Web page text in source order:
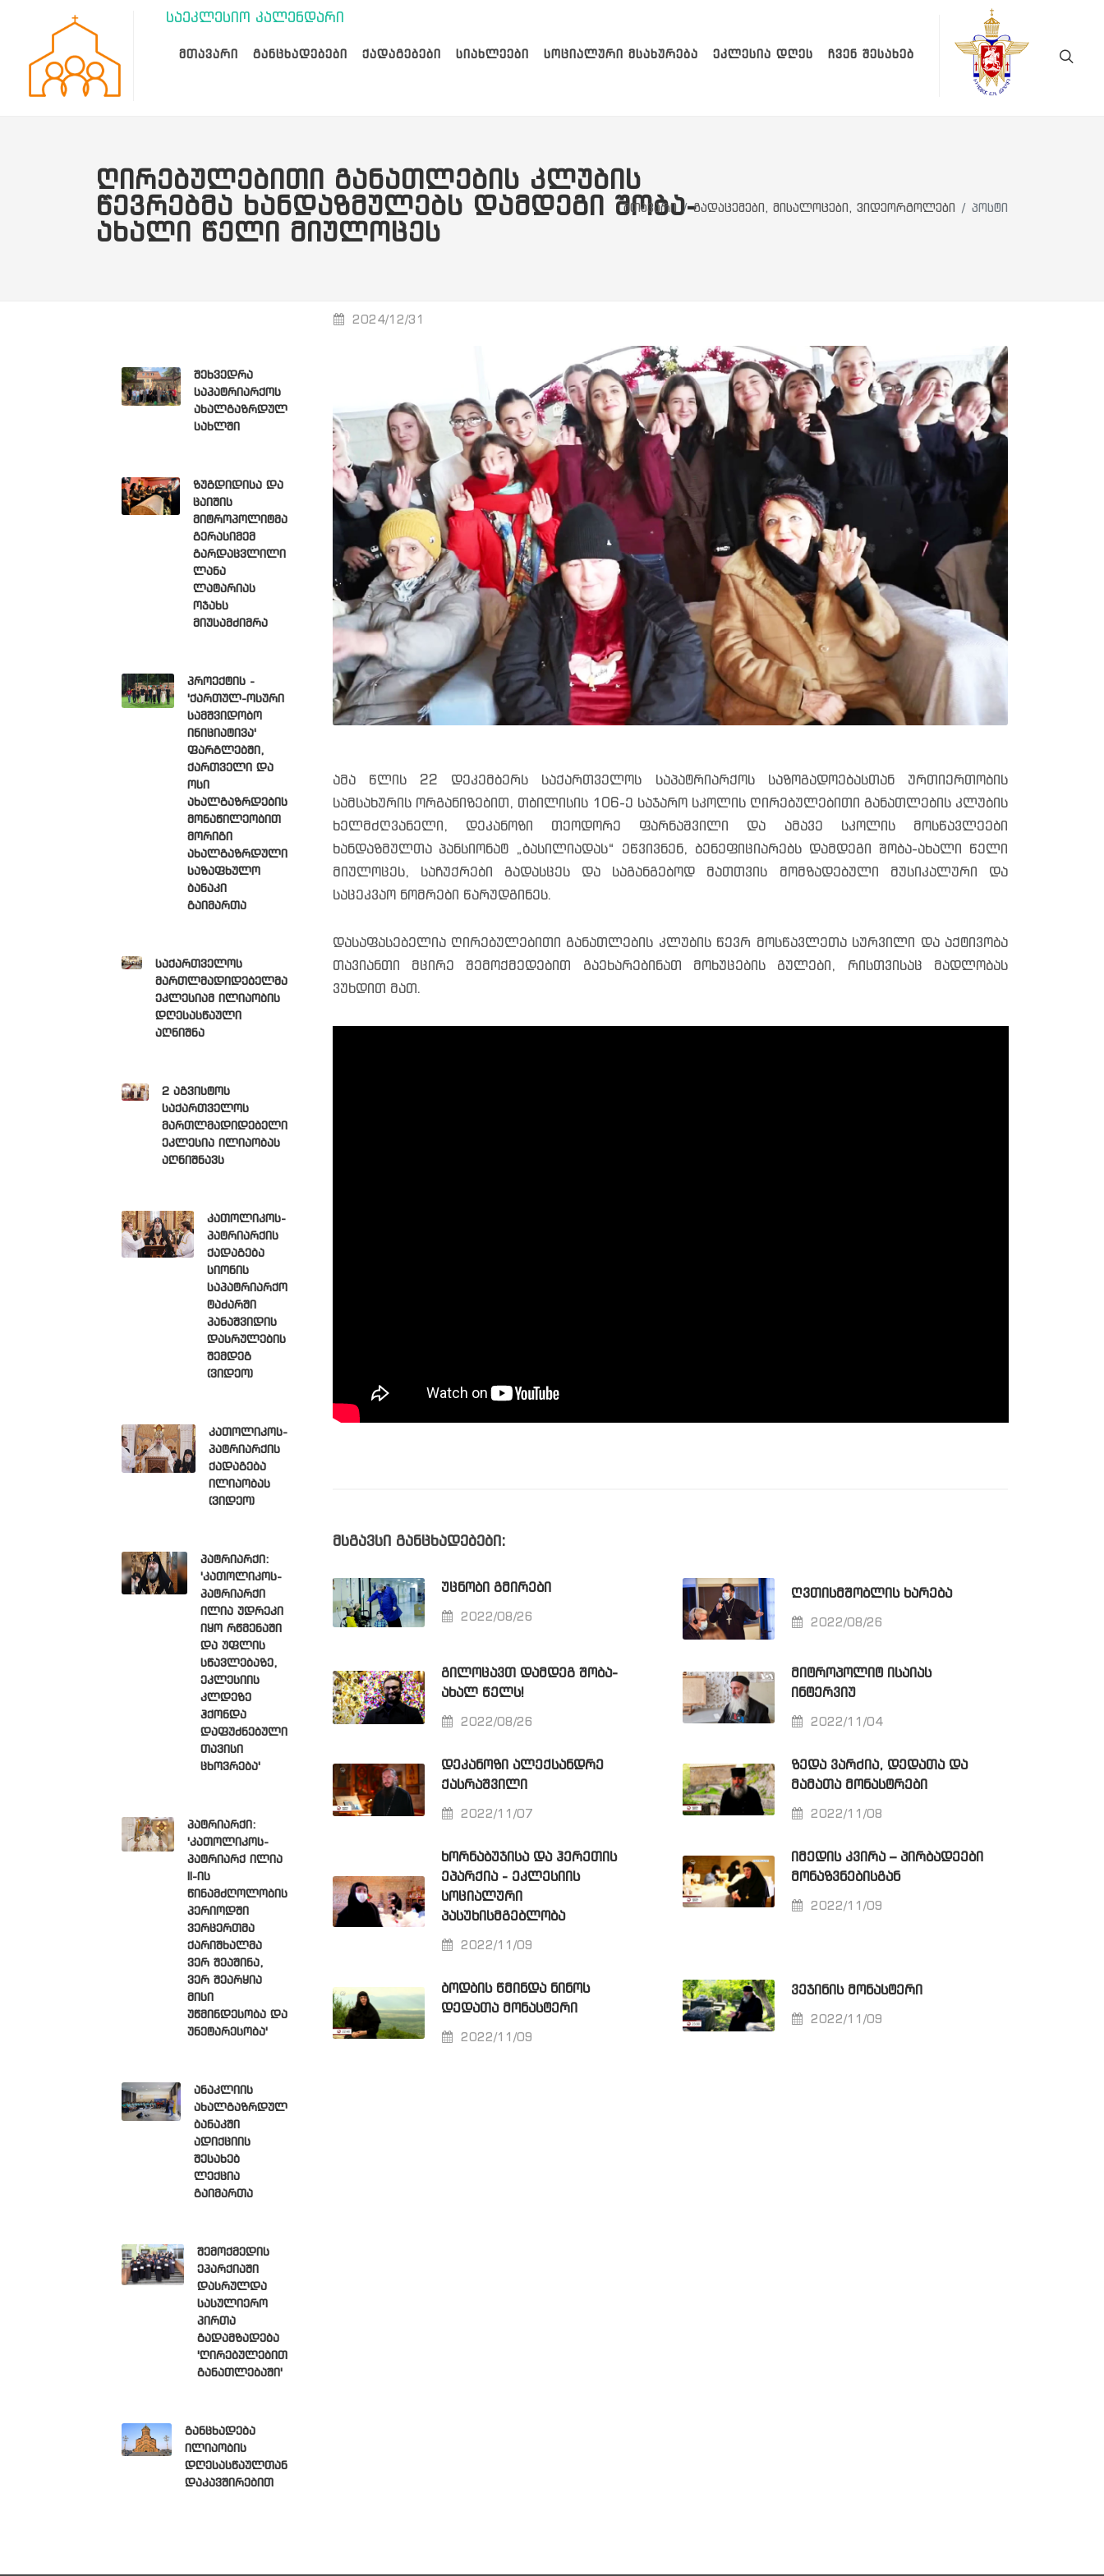
საეკლესიო კალენდარი
ᲛᲗᲐᲕᲐᲠᲘ ᲒᲐᲜᲪᲮᲐᲓᲔᲑᲔᲑᲘ ᲥᲐᲓᲐᲒᲔᲑᲔᲑᲘ ᲡᲘᲐᲮᲚᲔᲔᲑᲘ ᲡᲝᲪᲘᲐᲚᲣᲠᲘ ᲛᲡᲐᲮᲣᲠᲔᲑᲐ ᲔᲙᲚᲔᲡᲘᲐ ᲓᲦᲔᲡ ᲩᲕᲔᲜ ᲨᲔᲡᲐᲮᲔᲑ
ᲦᲘᲠᲔᲑᲣᲚᲔᲑᲘᲗᲘ ᲒᲐᲜᲐᲗᲚᲔᲑᲘᲡ ᲙᲚᲣᲑᲘᲡ
ᲬᲔᲕᲠᲔᲑᲛᲐ ᲮᲐᲜᲓᲐᲖᲛᲣᲚᲔᲑᲡ ᲓᲐᲛᲓᲔᲒᲘ ᲨᲝᲑᲐ-
ᲐᲮᲐᲚᲘ ᲬᲔᲚᲘ ᲛᲘᲣᲚᲝᲪᲔᲡ
მთავარი გადაცემები, მისალოცები, ვიდეორგოლები პოსტი
2024/12/31
ამა წლის 22 დეკემბერს საქართველოს საპატრიარქოს საზოგადოებასთან ურთიერთობის
სამსახურის ორგანიზებით, თბილისის 106-ე საჯარო სკოლის ღირებულებითი განათლების კლუბის
ხელმძღვანელი, დეკანოზი თეოდორე ფარნაშვილი და ამავე სკოლის მოსწავლეები
ხანდაზმულთა პანსიონატ „ბასილიადას“ ეწვივნენ, ბენეფიციარებს დამდეგი შობა-ახალი წელი
მიულოცეს, საჩუქრები გადასცეს და საგანგებოდ მათთვის მომზადებული მუსიკალური და
საცეკვაო ნომრები წარუდგინეს.
დასაფასებელია ღირებულებითი განათლების კლუბის წევრ მოსწავლეთა სურვილი და აქტივობა
თავიანთი მცირე შემოქმედებით გაეხარებინათ მოხუცების გულები, რისთვისაც მადლობას
ვუხდით მათ.
მსგავსი განცხადებები:
ᲣᲪᲜᲝᲑᲘ ᲒᲛᲘᲠᲔᲑᲘ
2022/08/26
ᲦᲕᲗᲘᲡᲛᲨᲝᲑᲚᲘᲡ ᲮᲐᲠᲔᲑᲐ
2022/08/26
ᲒᲘᲚᲝᲪᲐᲕᲗ ᲓᲐᲛᲓᲔᲒ ᲨᲝᲑᲐ-
ᲐᲮᲐᲚ ᲬᲔᲚᲡ!
2022/08/26
ᲛᲘᲢᲠᲝᲞᲝᲚᲘᲢ ᲘᲡᲐᲘᲐᲡ
ᲘᲜᲢᲔᲠᲕᲘᲣ
2022/11/04
ᲓᲔᲙᲐᲜᲝᲖᲘ ᲐᲚᲔᲥᲡᲐᲜᲓᲠᲔ
ᲥᲐᲡᲠᲐᲨᲕᲘᲚᲘ
2022/11/07
ᲖᲔᲓᲐ ᲕᲐᲠᲫᲘᲐ, ᲓᲔᲓᲐᲗᲐ ᲓᲐ
ᲛᲐᲛᲐᲗᲐ ᲛᲝᲜᲐᲡᲢᲠᲔᲑᲘ
2022/11/08
ᲮᲝᲠᲜᲐᲑᲣᲯᲘᲡᲐ ᲓᲐ ᲰᲔᲠᲔᲗᲘᲡ
ᲔᲞᲐᲠᲥᲘᲐ - ᲔᲙᲚᲔᲡᲘᲘᲡ
ᲡᲝᲪᲘᲐᲚᲣᲠᲘ
ᲞᲐᲡᲣᲮᲘᲡᲛᲒᲔᲑᲚᲝᲑᲐ
2022/11/09
ᲘᲛᲔᲓᲘᲡ ᲙᲕᲘᲠᲐ – ᲞᲘᲠᲑᲐᲓᲔᲔᲑᲘ
ᲛᲝᲜᲐᲖᲕᲜᲔᲑᲘᲡᲒᲐᲜ
2022/11/09
ᲑᲝᲓᲑᲘᲡ ᲬᲛᲘᲜᲓᲐ ᲜᲘᲜᲝᲡ
ᲓᲔᲓᲐᲗᲐ ᲛᲝᲜᲐᲡᲢᲔᲠᲘ
2022/11/09
ᲕᲔᲯᲘᲜᲘᲡ ᲛᲝᲜᲐᲡᲢᲔᲠᲘ
2022/11/09
შეხვედრა
საპატრიარქოს
ახალგაზრდულ
სახლში
ზუგდიდისა და
ცაიშის
მიტროპოლიტმა
გერასიმემ
გარდაცვლილი
ლანა
ლატარიას
ოჯახს
მიუსამძიმრა
პროექტის -
'ქართულ-ოსური
სამშვიდობო
ინიციატივა'
ფარგლებში,
ქართველი და
ოსი
ახალგაზრდების
მონაწილეობით
მორიგი
ახალგაზრდული
საზაფხულო
ბანაკი
გაიმართა
საქართველოს
მართლმადიდებელმა
ეკლესიამ ილიაობის
დღესასწაული
აღნიშნა
2 აგვისტოს
საქართველოს
მართლმადიდებელი
ეკლესია ილიაობას
აღნიშნავს
კათოლიკოს-
პატრიარქის
ქადაგება
სიონის
საპატრიარქო
ტაძარში
პანაშვიდის
დასრულების
შემდეგ
(ვიდეო)
კათოლიკოს-
პატრიარქის
ქადაგება
ილიაობას
(ვიდეო)
პატრიარქი:
'კათოლიკოს-
პატრიარქი
ილია უდრეკი
იყო რწმენაში
და უფლის
სწავლებაზე,
ეკლესიის
კლდეზე
ჰქონდა
დაფუძნებული
თავისი
ცხოვრება'
პატრიარქი:
'კათოლიკოს-
პატრიარქ ილია
II-ის
წინამძღოლობის
პერიოდში
ვერცერთმა
ქარიშხალმა
ვერ შეაშინა,
ვერ შეარყია
მისი
უწმინდესობა და
უნეტარესობა'
ანაკლიის
ახალგაზრდულ
ბანაკში
ადიქციის
შესახებ
ლექცია
გაიმართა
შემოქმედის
ეპარქიაში
დასრულდა
სასულიერო
პირთა
გადამზადება
'ღირებულებით
განათლებაში'
განცხადება
ილიაობის
დღესასწაულთან
დაკავშირებით